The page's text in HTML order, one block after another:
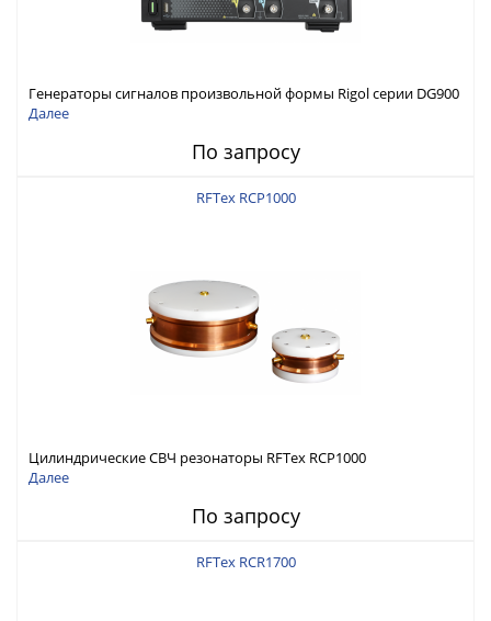
Генераторы сигналов произвольной формы Rigol серии DG900
Pro с максимальной частотой 200 МГц
Далее
По запросу
RFTex RCP1000
Цилиндрические СВЧ резонаторы RFTex RCP1000
Далее
По запросу
RFTex RCR1700